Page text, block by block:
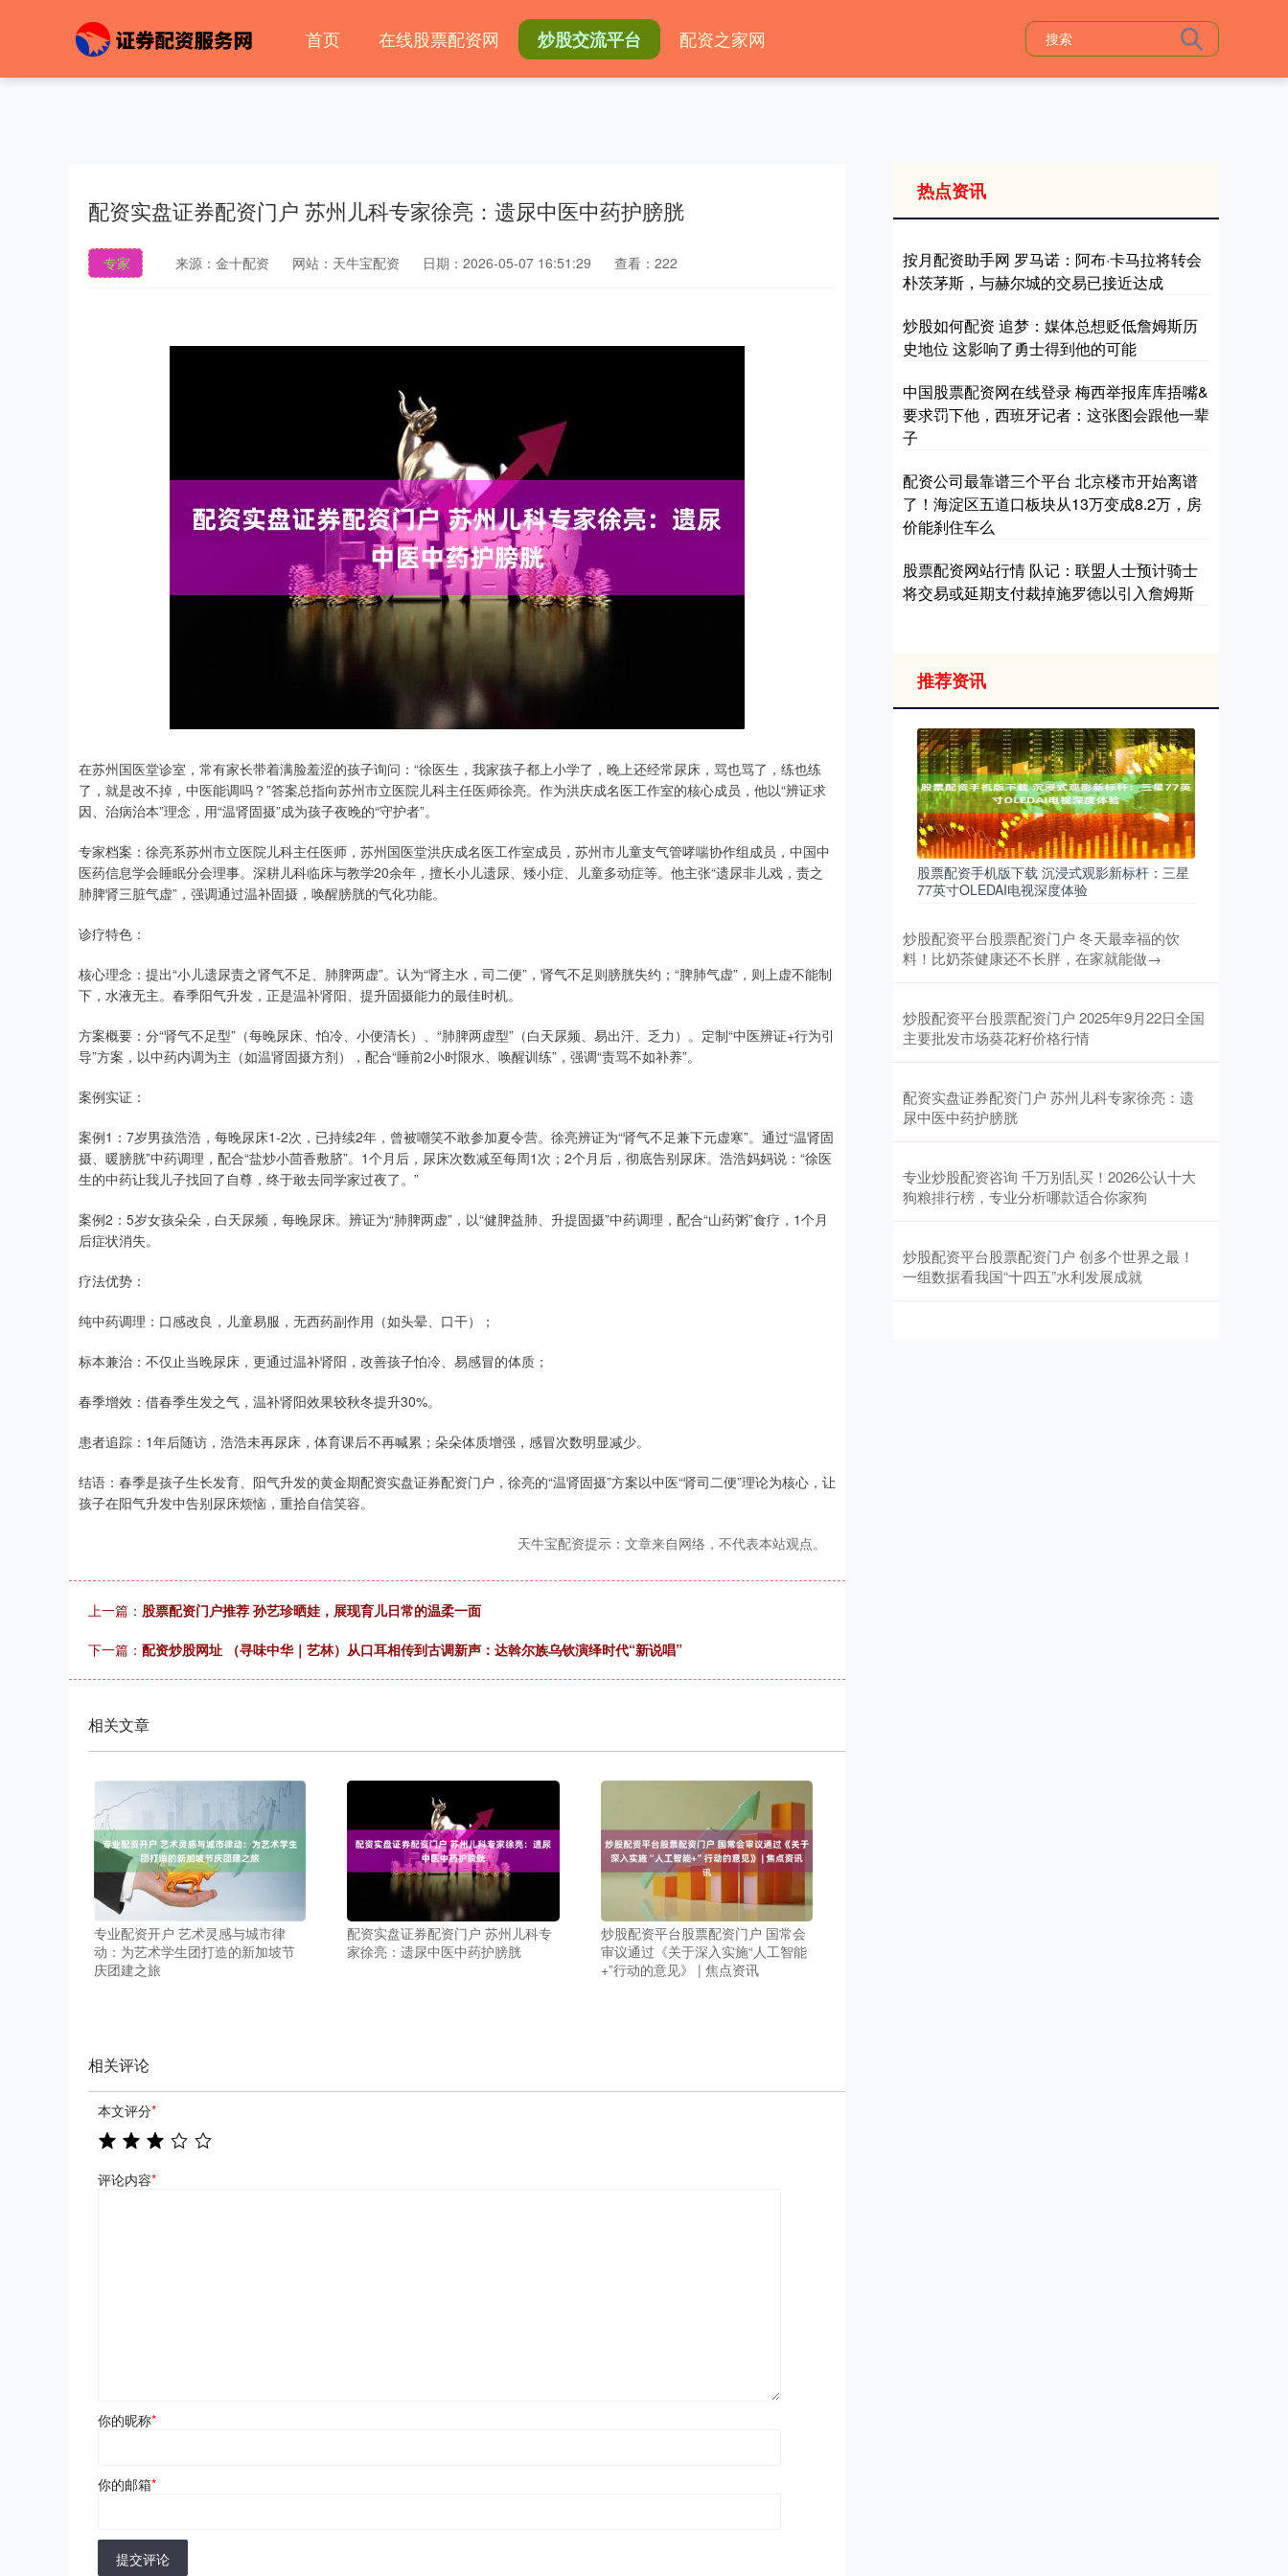
首页 在线股票配资网 炒股交流平台 配资之家网
配资实盘证券配资门户 苏州儿科专家徐亮：遗尿中医中药护膀胱
专家 来源：金十配资 网站：天牛宝配资 日期：2026-05-07 16:51:29 查看：222
在苏州国医堂诊室，常有家长带着满脸羞涩的孩子询问：“徐医生，我家孩子都上小学了，晚上还经常尿床，骂也骂了，练也练
了，就是改不掉，中医能调吗？”答案总指向苏州市立医院儿科主任医师徐亮。作为洪庆成名医工作室的核心成员，他以“辨证求
因、治病治本”理念，用“温肾固摄”成为孩子夜晚的“守护者”。
专家档案：徐亮系苏州市立医院儿科主任医师，苏州国医堂洪庆成名医工作室成员，苏州市儿童支气管哮喘协作组成员，中国中
医药信息学会睡眠分会理事。深耕儿科临床与教学20余年，擅长小儿遗尿、矮小症、儿童多动症等。他主张“遗尿非儿戏，责之
肺脾肾三脏气虚”，强调通过温补固摄，唤醒膀胱的气化功能。
诊疗特色：
核心理念：提出“小儿遗尿责之肾气不足、肺脾两虚”。认为“肾主水，司二便”，肾气不足则膀胱失约；“脾肺气虚”，则上虚不能制
下，水液无主。春季阳气升发，正是温补肾阳、提升固摄能力的最佳时机。
方案概要：分“肾气不足型”（每晚尿床、怕冷、小便清长）、“肺脾两虚型”（白天尿频、易出汗、乏力）。定制“中医辨证+行为引
导”方案，以中药内调为主（如温肾固摄方剂），配合“睡前2小时限水、唤醒训练”，强调“责骂不如补养”。
案例实证：
案例1：7岁男孩浩浩，每晚尿床1-2次，已持续2年，曾被嘲笑不敢参加夏令营。徐亮辨证为“肾气不足兼下元虚寒”。通过“温肾固
摄、暖膀胱”中药调理，配合“盐炒小茴香敷脐”。1个月后，尿床次数减至每周1次；2个月后，彻底告别尿床。浩浩妈妈说：“徐医
生的中药让我儿子找回了自尊，终于敢去同学家过夜了。”
案例2：5岁女孩朵朵，白天尿频，每晚尿床。辨证为“肺脾两虚”，以“健脾益肺、升提固摄”中药调理，配合“山药粥”食疗，1个月
后症状消失。
疗法优势：
纯中药调理：口感改良，儿童易服，无西药副作用（如头晕、口干）；
标本兼治：不仅止当晚尿床，更通过温补肾阳，改善孩子怕冷、易感冒的体质；
春季增效：借春季生发之气，温补肾阳效果较秋冬提升30%。
患者追踪：1年后随访，浩浩未再尿床，体育课后不再喊累；朵朵体质增强，感冒次数明显减少。
结语：春季是孩子生长发育、阳气升发的黄金期配资实盘证券配资门户，徐亮的“温肾固摄”方案以中医“肾司二便”理论为核心，让
孩子在阳气升发中告别尿床烦恼，重拾自信笑容。
天牛宝配资提示：文章来自网络，不代表本站观点。
上一篇： 股票配资门户推荐 孙艺珍晒娃，展现育儿日常的温柔一面
下一篇： 配资炒股网址 （寻味中华｜艺林）从口耳相传到古调新声：达斡尔族乌钦演绎时代“新说唱”
相关文章
专业配资开户 艺术灵感与城市律
动：为艺术学生团打造的新加坡节
庆团建之旅
配资实盘证券配资门户 苏州儿科专
家徐亮：遗尿中医中药护膀胱
炒股配资平台股票配资门户 国常会
审议通过《关于深入实施“人工智能
+”行动的意见》 | 焦点资讯
相关评论
本文评分*
评论内容*
你的昵称*
你的邮箱*
提交评论
热点资讯
按月配资助手网 罗马诺：阿布·卡马拉将转会
朴茨茅斯，与赫尔城的交易已接近达成
炒股如何配资 追梦：媒体总想贬低詹姆斯历
史地位 这影响了勇士得到他的可能
中国股票配资网在线登录 梅西举报库库捂嘴&
要求罚下他，西班牙记者：这张图会跟他一辈
子
配资公司最靠谱三个平台 北京楼市开始离谱
了！海淀区五道口板块从13万变成8.2万，房
价能刹住车么
股票配资网站行情 队记：联盟人士预计骑士
将交易或延期支付裁掉施罗德以引入詹姆斯
推荐资讯
股票配资手机版下载 沉浸式观影新标杆：三星
77英寸OLEDAI电视深度体验
炒股配资平台股票配资门户 冬天最幸福的饮
料！比奶茶健康还不长胖，在家就能做→
炒股配资平台股票配资门户 2025年9月22日全国
主要批发市场葵花籽价格行情
配资实盘证券配资门户 苏州儿科专家徐亮：遗
尿中医中药护膀胱
专业炒股配资咨询 千万别乱买！2026公认十大
狗粮排行榜，专业分析哪款适合你家狗
炒股配资平台股票配资门户 创多个世界之最！
一组数据看我国“十四五”水利发展成就